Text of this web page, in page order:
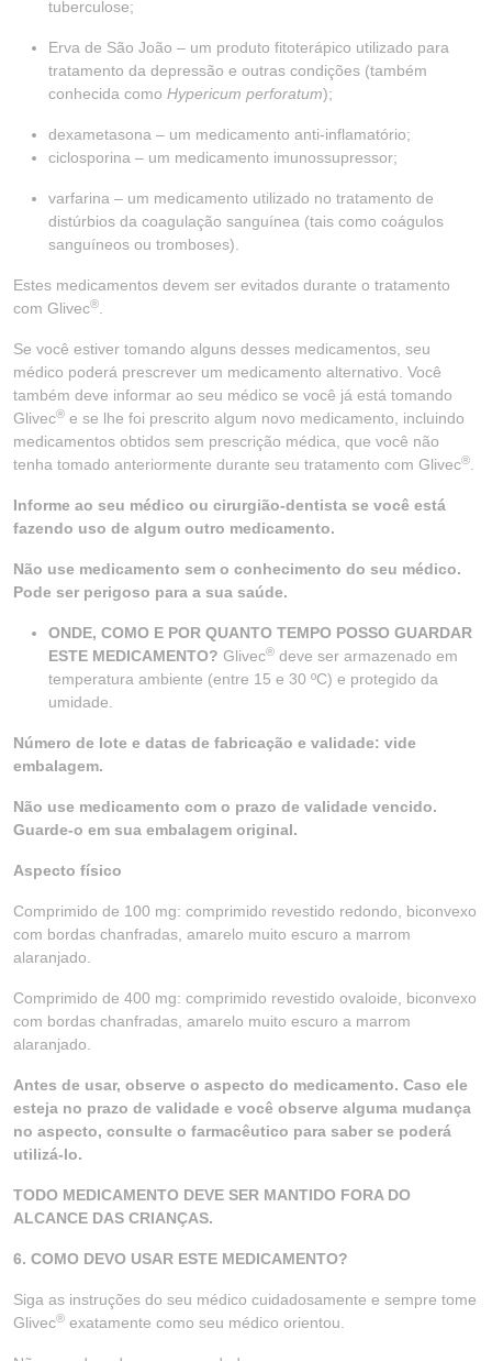
tuberculose;
Erva de São João – um produto fitoterápico utilizado para
tratamento da depressão e outras condições (também
conhecida como Hypericum perforatum);
dexametasona – um medicamento anti-inflamatório;
ciclosporina – um medicamento imunossupressor;
varfarina – um medicamento utilizado no tratamento de
distúrbios da coagulação sanguínea (tais como coágulos
sanguíneos ou tromboses).
Estes medicamentos devem ser evitados durante o tratamento
com Glivec®
Se você estiver tomando alguns desses medicamentos, seu
médico poderá prescrever um medicamento alternativo. Você
também deve informar ao seu médico se você já está tomando
Glivec® e se lhe foi prescrito algum novo medicamento, incluindo
medicamentos obtidos sem prescrição médica, que você não
tenha tomado anteriormente durante seu tratamento com Glivec®
Informe ao seu médico ou cirurgião-dentista se você está
fazendo uso de algum outro medicamento.
Não use medicamento sem o conhecimento do seu médico.
Pode ser perigoso para a sua saúde.
ONDE, COMO E POR QUANTO TEMPO POSSO GUARDAR
ESTE MEDICAMENTO? Glivec® deve ser armazenado em
temperatura ambiente (entre 15 e 30 ºC) e protegido da
umidade.
Número de lote e datas de fabricação e validade: vide
embalagem.
Não use medicamento com o prazo de validade vencido.
Guarde-o em sua embalagem original.
Aspecto físico
Comprimido de 100 mg: comprimido revestido redondo, biconvexo
com bordas chanfradas, amarelo muito escuro a marrom
alaranjado.
Comprimido de 400 mg: comprimido revestido ovaloide, biconvexo
com bordas chanfradas, amarelo muito escuro a marrom
alaranjado.
Antes de usar, observe o aspecto do medicamento. Caso ele
esteja no prazo de validade e você observe alguma mudança
no aspecto, consulte o farmacêutico para saber se poderá
utilizá-lo.
TODO MEDICAMENTO DEVE SER MANTIDO FORA DO
ALCANCE DAS CRIANÇAS.
6. COMO DEVO USAR ESTE MEDICAMENTO?
Siga as instruções do seu médico cuidadosamente e sempre tome
Glivec® exatamente como seu médico orientou.